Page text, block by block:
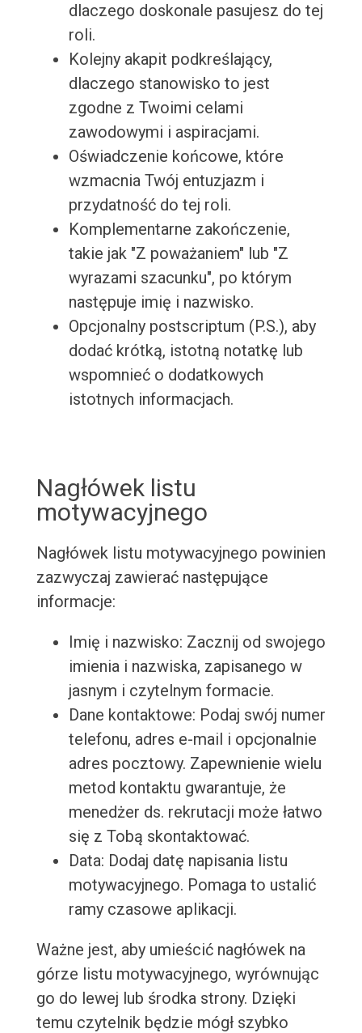
dlaczego doskonale pasujesz do tej
roli.
Kolejny akapit podkreślający,
dlaczego stanowisko to jest
zgodne z Twoimi celami
zawodowymi i aspiracjami.
Oświadczenie końcowe, które
wzmacnia Twój entuzjazm i
przydatność do tej roli.
Komplementarne zakończenie,
takie jak "Z poważaniem" lub "Z
wyrazami szacunku", po którym
następuje imię i nazwisko.
Opcjonalny postscriptum (P.S.), aby
dodać krótką, istotną notatkę lub
wspomnieć o dodatkowych
istotnych informacjach.
Nagłówek listu
motywacyjnego
Nagłówek listu motywacyjnego powinien
zazwyczaj zawierać następujące
informacje:
Imię i nazwisko: Zacznij od swojego
imienia i nazwiska, zapisanego w
jasnym i czytelnym formacie.
Dane kontaktowe: Podaj swój numer
telefonu, adres e-mail i opcjonalnie
adres pocztowy. Zapewnienie wielu
metod kontaktu gwarantuje, że
menedżer ds. rekrutacji może łatwo
się z Tobą skontaktować.
Data: Dodaj datę napisania listu
motywacyjnego. Pomaga to ustalić
ramy czasowe aplikacji.
Ważne jest, aby umieścić nagłówek na
górze listu motywacyjnego, wyrównując
go do lewej lub środka strony. Dzięki
temu czytelnik będzie mógł szybko